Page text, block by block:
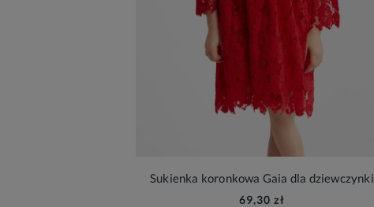
Sukienka koronkowa Gaia dla dziewczynki
69,30 zł